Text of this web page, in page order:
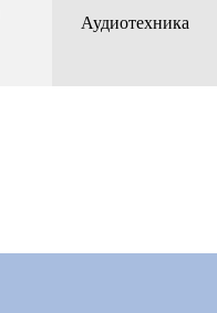
Аудиотехника